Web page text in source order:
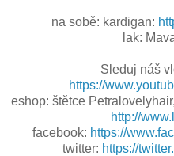
na sobě: kardigan:
lak:
Sleduj náš
https://
eshop: štětce
http://
facebook: https://
twitter: https://